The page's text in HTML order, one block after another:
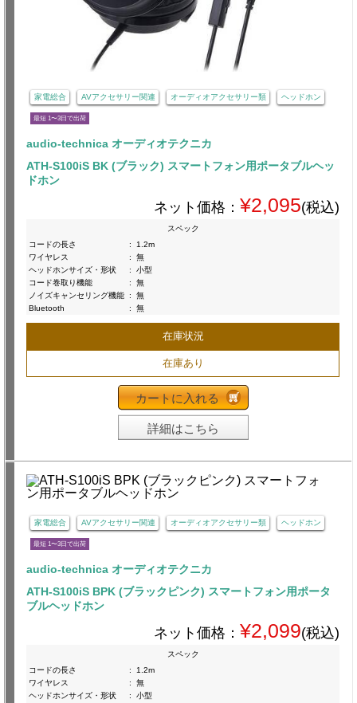
家電総合 AVアクセサリー関連 オーディオアクセサリー類 ヘッドホン
最短 1〜3日で出荷
audio-technica オーディオテクニカ
ATH-S100iS BK (ブラック) スマートフォン用ポータブルヘッ
ドホン
ネット価格： ¥2,095(税込)
スペック
コードの長さ
:
1.2m
ワイヤレス
:
無
ヘッドホンサイズ・形状
:
小型
コード巻取り機能
:
無
ノイズキャンセリング機能 :
無
Bluetooth
: 無
在庫状況
在庫あり
カートに入れる
詳細はこちら
家電総合 AVアクセサリー関連 オーディオアクセサリー類 ヘッドホン
最短 1〜3日で出荷
audio-technica オーディオテクニカ
ATH-S100iS BPK (ブラックピンク) スマートフォン用ポータ
ブルヘッドホン
ネット価格： ¥2,099(税込)
スペック
コードの長さ
:
1.2m
ワイヤレス
:
無
ヘッドホンサイズ・形状
:
小型